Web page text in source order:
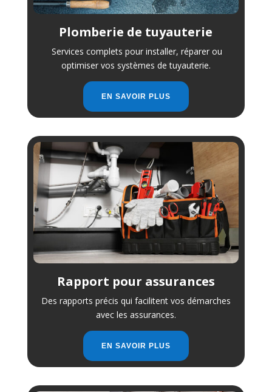
Plomberie de tuyauterie
Services complets pour installer, réparer ou
optimiser vos systèmes de tuyauterie.
EN SAVOIR PLUS
Rapport pour assurances
Des rapports précis qui facilitent vos démarches
avec les assurances.
EN SAVOIR PLUS